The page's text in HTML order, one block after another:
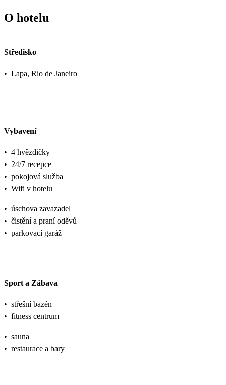
O hotelu
Středisko
• Lapa, Rio de Janeiro
Vybavení
• 4 hvězdičky
• 24/7 recepce
• pokojová služba
• Wifi v hotelu
• úschova zavazadel
• čistění a praní oděvů
• parkovací garáž
Sport a Zábava
• střešní bazén
• fitness centrum
• sauna
• restaurace a bary